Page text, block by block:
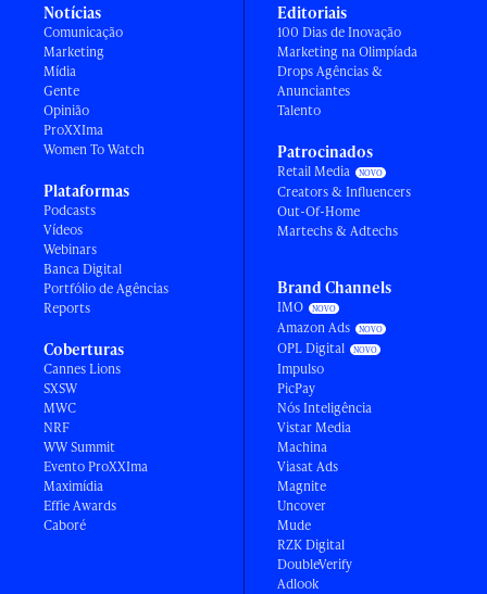
Notícias
Comunicação
Marketing
Mídia
Gente
Opinião
ProXXIma
Women To Watch
Plataformas
Podcasts
Vídeos
Webinars
Banca Digital
Portfólio de Agências
Reports
Coberturas
Cannes Lions
SXSW
MWC
NRF
WW Summit
Evento ProXXIma
Maximídia
Effie Awards
Caboré
Editoriais
100 Dias de Inovação
Marketing na Olimpíada
Drops Agências &
Anunciantes
Talento
Patrocinados
Retail Media
Creators & Influencers
Out-Of-Home
Martechs & Adtechs
Brand Channels
IMO
Amazon Ads
OPL Digital
Impulso
PicPay
Nós Inteligência
Vistar Media
Machina
Viasat Ads
Magnite
Uncover
Mude
RZK Digital
DoubleVerify
Adlook